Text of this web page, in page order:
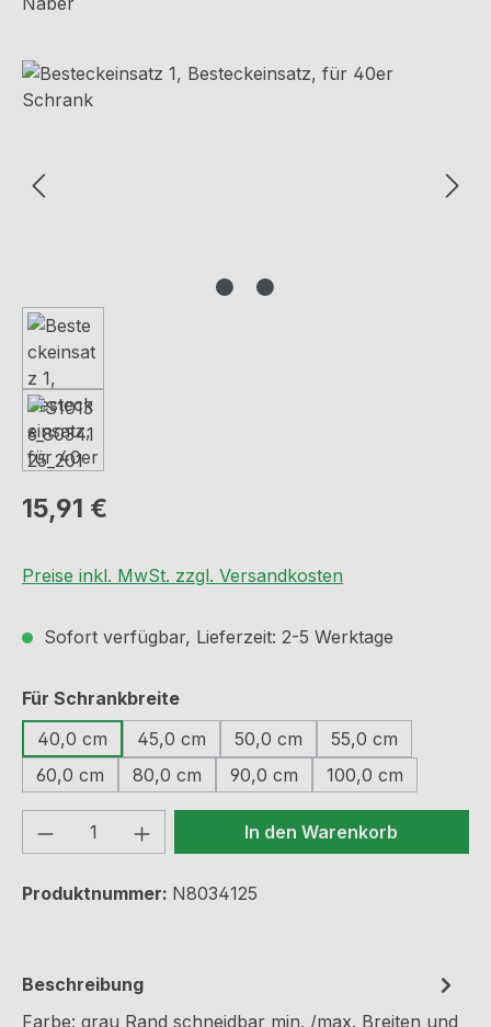
Bildergalerie überspringen
Regulärer Preis:
15,91 €
Preise inkl. MwSt. zzgl. Versandkosten
Sofort verfügbar, Lieferzeit: 2-5 Werktage
Für Schrankbreiteauswählen
40,0 cm
45,0 cm 50,0 cm
55,0 cm
60,0 cm
80,0 cm 90,0 cm 100,0 cm
Produkt Anzahl: Gib denIn den Warenkorb
Produktnummer: N8034125
Beschreibung
Farbe: grau Rand schneidbar min. /max. Breiten und